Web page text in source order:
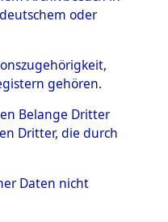
0003
oder
gehören.
Belange Dritter
Dritter, die durch
Daten nicht